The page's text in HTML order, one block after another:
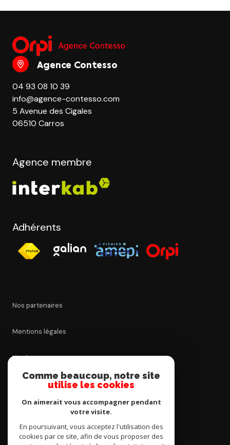
Agence Contesso
04 93 08 10 39
info@agence-contesso.com
5 Avenue des Cigales
06510 Carros
Agence membre
Adhérents
Nos partenaires
Mentions légales
Nos honoraires
Cookies
Comme beaucoup, notre site
utilise les cookies
On aimerait vous accompagner pendant
votre visite.
En poursuivant, vous acceptez l'utilisation des
cookies par ce site, afin de vous proposer des